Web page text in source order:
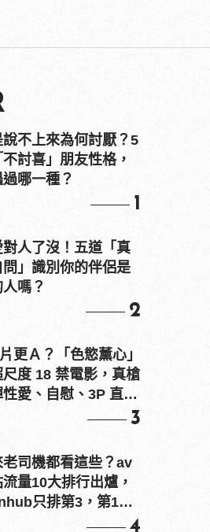
說不上來為何討厭？5
討喜」朋友性格，
哪一種？
1
對人了沒！五道「真
問」識別你的伴侶是
嗎？
2
更Ａ？「色慾薰心」
尺度 18 禁電影，真槍
愛、自慰、3P 直接
3
老司機都看這些？av
量10大排行出爐，
只排第3，第1名
4